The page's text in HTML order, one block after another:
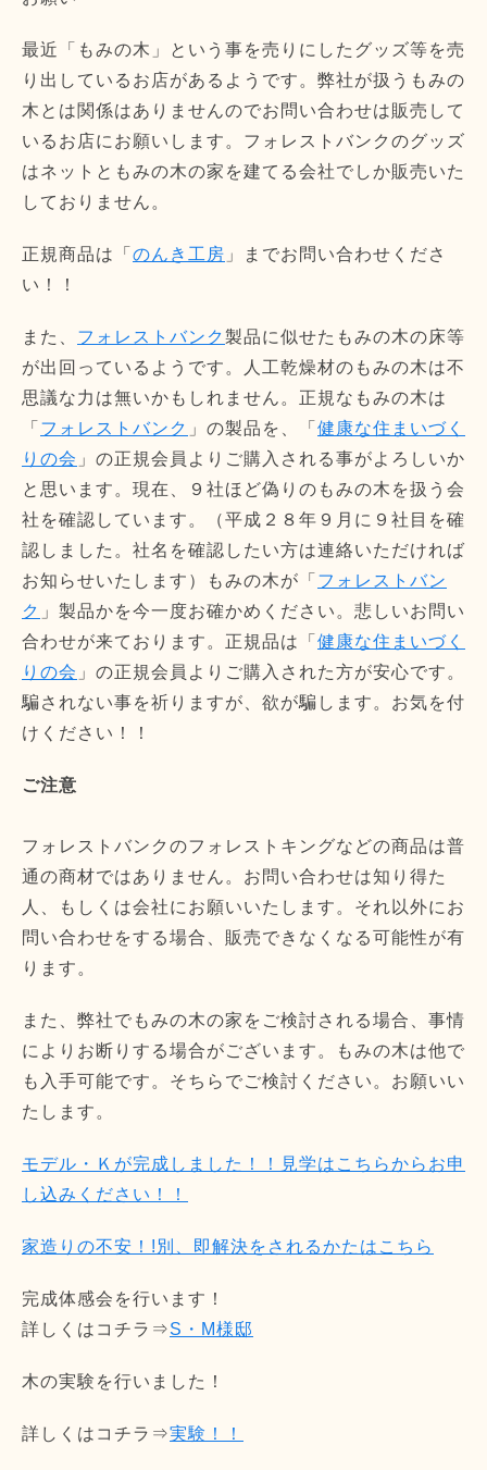
最近「もみの木」という事を売りにしたグッズ等を売
り出しているお店があるようです。弊社が扱うもみの
木とは関係はありませんのでお問い合わせは販売して
いるお店にお願いします。フォレストバンクのグッズ
はネットともみの木の家を建てる会社でしか販売いた
しておりません。
正規商品は「 のんき工房 」までお問い合わせくださ
い！！
また、 フォレストバンク製品に似せたもみの木の床等
が出回っているようです。人工乾燥材のもみの木は不
思議な力は無いかもしれません。正規なもみの木は
「 フォレストバンク 」の製品を、「 健康な住まいづく
りの会 」の正規会員よりご購入される事がよろしいか
と思います。現在、９社ほど偽りのもみの木を扱う会
社を確認しています。（平成２８年９月に９社目を確
認しました。社名を確認したい方は連絡いただければ
お知らせいたします）もみの木が「 フォレストバン
ク 」製品かを今一度お確かめください。悲しいお問い
合わせが来ております。正規品は「 健康な住まいづく
りの会 」の正規会員よりご購入された方が安心です。
騙されない事を祈りますが、欲が騙します。お気を付
けください！！
ご注意
フォレストバンクのフォレストキングなどの商品は普
通の商材ではありません。お問い合わせは知り得た
人、もしくは会社にお願いいたします。それ以外にお
問い合わせをする場合、販売できなくなる可能性が有
ります。
また、弊社でもみの木の家をご検討される場合、事情
によりお断りする場合がございます。もみの木は他で
も入手可能です。そちらでご検討ください。お願いい
たします。
モデル・Ｋが完成しました！！見学はこちらからお申
し込みください！！
家造りの不安！!別、即解決をされるかたはこちら
完成体感会を行います！
詳しくはコチラ⇒S・M様邸
木の実験を行いました！
詳しくはコチラ⇒実験！！